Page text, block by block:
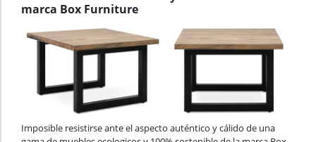
marca Box Furniture
Imposible resistirse ante el aspecto auténtico y cálido de una